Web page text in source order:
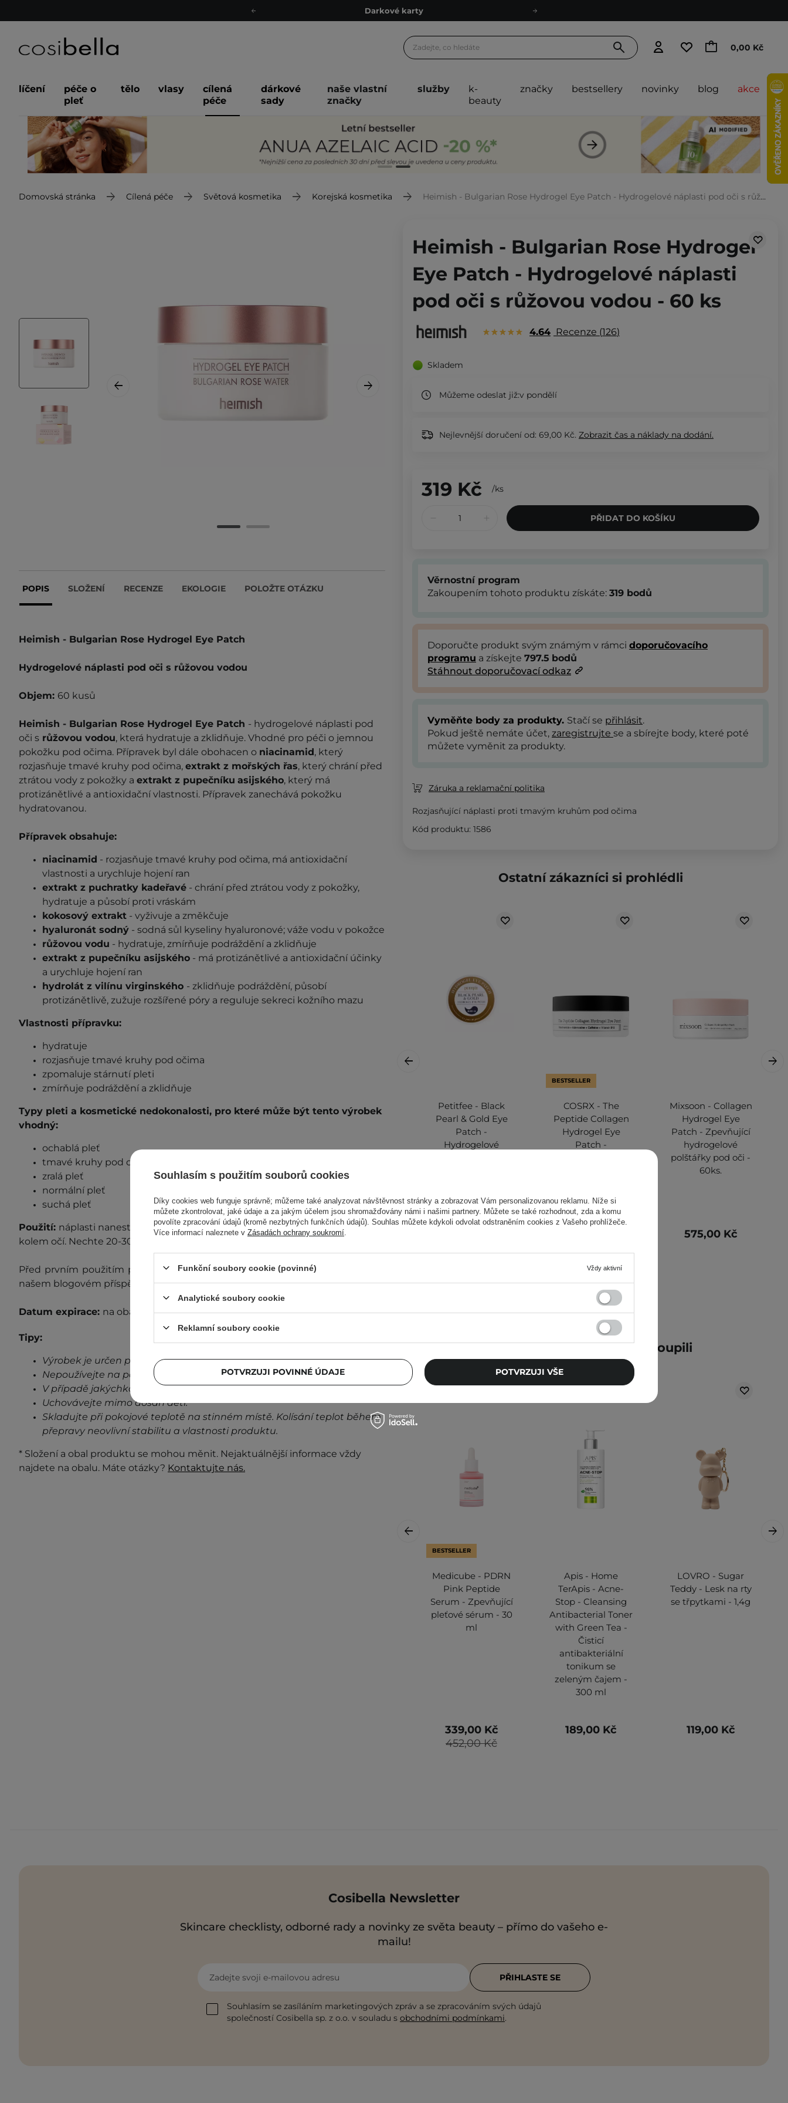
Ekologické balení
Odeslání do 24 hod.
0,00 Kč
líčení
péče o
pleť
tělo vlasy
cílená
péče
dárkové
sady
naše vlastní
značky
služby
k-
beauty
značky bestsellery novinky blog akce
Domovská stránka Cílená péče Světová kosmetika Korejská kosmetika Heimish - Bulgarian Rose Hydrogel Eye Patch - Hydrogelové náplasti pod oči s růžovou vodou - 60 ks
POPIS SLOŽENÍ RECENZE EKOLOGIE POLOŽTE OTÁZKU
Heimish - Bulgarian Rose Hydrogel Eye Patch
Hydrogelové náplasti pod oči s růžovou vodou
Objem: 60 kusů
Heimish - Bulgarian Rose Hydrogel Eye Patch - hydrogelové náplasti pod
oči s růžovou vodou, která hydratuje a zklidňuje. Vhodné pro péči o jemnou
pokožku pod očima. Přípravek byl dále obohacen o niacinamid, který
rozjasňuje tmavé kruhy pod očima, extrakt z mořských řas, který chrání před
ztrátou vody z pokožky a extrakt z pupečníku asijského, který má
protizánětlivé a antioxidační vlastnosti. Přípravek zanechává pokožku
hydratovanou.
Přípravek obsahuje:
niacinamid - rozjasňuje tmavé kruhy pod očima, má antioxidační
vlastnosti a urychluje hojení ran
extrakt z puchratky kadeřavé - chrání před ztrátou vody z pokožky,
hydratuje a působí proti vráskám
kokosový extrakt - vyživuje a změkčuje
hyaluronát sodný - sodná sůl kyseliny hyaluronové; váže vodu v pokožce
růžovou vodu - hydratuje, zmírňuje podráždění a zklidňuje
extrakt z pupečníku asijského - má protizánětlivé a antioxidační účinky
a urychluje hojení ran
hydrolát z vilínu virginského - zklidňuje podráždění, působí
protizánětlivě, zužuje rozšířené póry a reguluje sekreci kožního mazu
Vlastnosti přípravku:
hydratuje
rozjasňuje tmavé kruhy pod očima
zpomaluje stárnutí pleti
zmírňuje podráždění a zklidňuje
Typy pleti a kosmetické nedokonalosti, pro které může být tento výrobek
vhodný:
ochablá pleť
tmavé kruhy pod očima
zralá pleť
normální pleť
suchá pleť
Použití: náplasti naneste na předem dobře očištěnou a tonizovanou pokožku
kolem očí. Nechte 20-30 minut působit a poté odstraňte.
Před prvním použitím proveďte test snášenlivosti. Další informace najdete v
našem blogovém příspěvku
"Test snášenlivosti".
Datum expirace: na obalu.
Tipy:
Výrobek je určen pouze pro vnější použití.
Nepoužívejte na poškozenou pokožku.
V případě jakýchkoli známek podráždění, přestaňte přípravek používat.
Uchovávejte mimo dosah dětí.
Skladujte při pokojové teplotě na stinném místě. Kolísání teplot během
přepravy neovlivní stabilitu a vlastnosti produktu.
* Složení a obal produktu se mohou měnit. Nejaktuálnější informace vždy
najdete na obalu. Máte otázky? Kontaktujte nás.
Heimish - Bulgarian Rose Hydrogel
Eye Patch - Hydrogelové náplasti
pod oči s růžovou vodou - 60 ks
4.64 Recenze 126
Skladem
Můžeme odeslat již:v pondělí
Nejlevnější doručení od: 69,00 Kč. Zobrazit čas a náklady na dodání.
319 Kč /ks
PŘIDAT DO KOŠÍKU
Věrnostní program
Zakoupením tohoto produktu získáte: 319 bodů
Doporučte produkt svým známým v rámci doporučovacího
programu a získejte 797.5 bodů
Stáhnout doporučovací odkaz
Vyměňte body za produkty. Stačí se přihlásit.
Pokud ještě nemáte účet, zaregistrujte se a sbírejte body, které poté
můžete vyměnit za produkty.
Záruka a reklamační politika
Rozjasňující náplasti proti tmavým kruhům pod očima
Kód produktu: 1586
Ostatní zákazníci si prohlédli
Petitfee - Black
Pearl & Gold Eye
Patch -
Hydrogelové
BESTSELLER
COSRX - The
Peptide Collagen
Hydrogel Eye
Patch -
85g/60ks
Mixsoon - Collagen
Hydrogel Eye
Patch - Zpevňující
hydrogelové
polštářky pod oči -
60ks.
575,00 Kč
Ostatní zákazníci také zakoupili
BESTSELLER
Medicube - PDRN
Pink Peptide
Serum - Zpevňující
pleťové sérum - 30
ml
452,00 Kč
339,00 Kč
Apis - Home
TerApis - Acne-
Stop - Cleansing
Antibacterial Toner
with Green Tea -
Čisticí
antibakteriální
tonikum se
zeleným čajem -
300 ml
189,00 Kč
LOVRO - Sugar
Teddy - Lesk na rty
se třpytkami - 1,4g
119,00 Kč
Cosibella Newsletter
Skincare checklisty, odborné rady a novinky ze světa beauty – přímo do vašeho e-
mailu!
Zadejte svoji e-mailovou adresu
Souhlasím se zasíláním marketingových zpráv a se zpracováním svých údajů
společností Cosibella sp. z o.o. v souladu s obchodními podmínkami.
PŘIHLASTE SE
Souhlasím s použitím souborů cookies
Díky cookies web funguje správně; můžeme také analyzovat návštěvnost stránky a zobrazovat Vám personalizovanou reklamu. Níže si
můžete zkontrolovat, jaké údaje a za jakým účelem jsou shromažďovány námi i našimi partnery. Můžete se také rozhodnout, zda a komu
povolíte zpracování údajů (kromě nezbytných funkčních údajů). Souhlas můžete kdykoli odvolat odstraněním cookies z Vašeho prohlížeče.
Více informací naleznete v Zásadách ochrany soukromí
Funkční soubory cookie (povinné) Vždy aktivní
Analytické soubory cookie
Reklamní soubory cookie
POTVRZUJI POVINNÉ ÚDAJE POTVRZUJI VŠE